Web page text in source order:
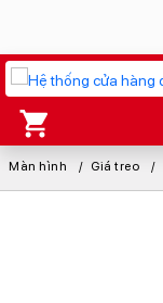
Xu hướng tìm kiếm
Màn hình Giá treo